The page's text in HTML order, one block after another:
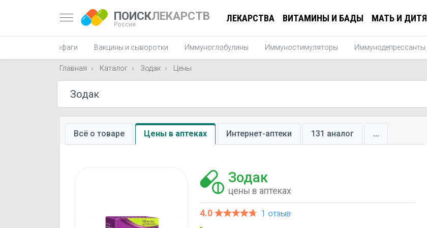
ПОИСКЛЕКАРСТВ
Россия
ЛЕКАРСТВА ВИТАМИНЫ И БАДЫ МАТЬ И ДИТЯ
пиобактериофаги Вакцины и сыворотки Иммуноглобулины Иммуностимуляторы Иммунодепрессанты
Главная Каталог Зодак Цены
Всё о товаре Цены в аптеках Интернет-аптеки 131 аналог ...
Зодак
цены в аптеках
4.0 1 отзыв